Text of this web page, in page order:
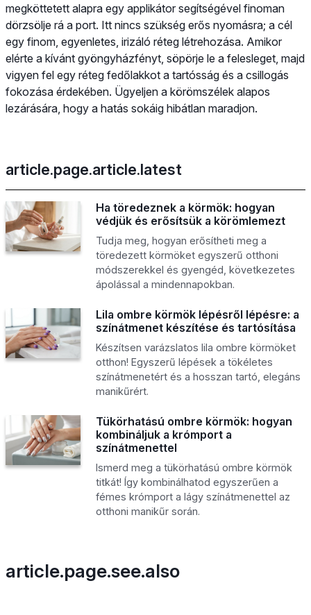
megköttetett alapra egy applikátor segítségével finoman
dörzsölje rá a port. Itt nincs szükség erős nyomásra; a cél
egy finom, egyenletes, irizáló réteg létrehozása. Amikor
elérte a kívánt gyöngyházfényt, söpörje le a felesleget, majd
vigyen fel egy réteg fedőlakkot a tartósság és a csillogás
fokozása érdekében. Ügyeljen a körömszélek alapos
lezárására, hogy a hatás sokáig hibátlan maradjon.
article.page.article.latest
Ha töredeznek a körmök: hogyan
védjük és erősítsük a körömlemezt
Tudja meg, hogyan erősítheti meg a
töredezett körmöket egyszerű otthoni
módszerekkel és gyengéd, következetes
ápolással a mindennapokban.
Lila ombre körmök lépésről lépésre: a
színátmenet készítése és tartósítása
Készítsen varázslatos lila ombre körmöket
otthon! Egyszerű lépések a tökéletes
színátmenetért és a hosszan tartó, elegáns
manikűrért.
Tükörhatású ombre körmök: hogyan
kombináljuk a krómport a
színátmenettel
Ismerd meg a tükörhatású ombre körmök
titkát! Így kombinálhatod egyszerűen a
fémes krómport a lágy színátmenettel az
otthoni manikűr során.
article.page.see.also